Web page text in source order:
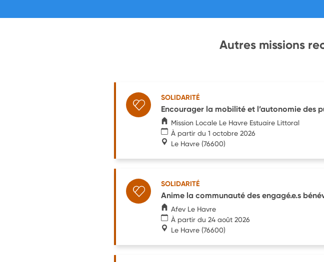
Autres missions
SOLIDARITÉ
Encourager la mobilité et l’autonomie des
Mission Locale Le Havre Estuaire Littoral
À partir du 1 octobre 2026
Le Havre (76600)
SOLIDARITÉ
Anime la communauté des engagé.e.s
Afev Le Havre
À partir du 24 août 2026
Le Havre (76600)